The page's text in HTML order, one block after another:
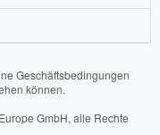
Geschäftsbedingungen
können.
GmbH, alle Rechte